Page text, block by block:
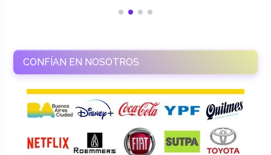
CONFÍAN EN NOSOTROS